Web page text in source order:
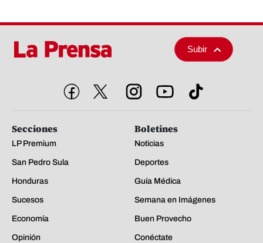
Subir
Secciones
LP Premium
San Pedro Sula
Honduras
Sucesos
Economía
Opinión
Boletines
Noticias
Deportes
Guía Médica
Semana en Imágenes
Buen Provecho
Conéctate